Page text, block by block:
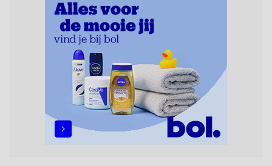
French Manicure, Acrylnagels, Gelnagels, Nailart,
Parrafinebehandeling, 3D Nailart, Bruidsnagels en
Handmassage. U kunt de zoekresultaten filteren met
behulp van de specialisatie filter en u vindt
zoekresultaten in iedere wijk (noord, oost, zuid, west
en het centrum) van Wemeldinge.